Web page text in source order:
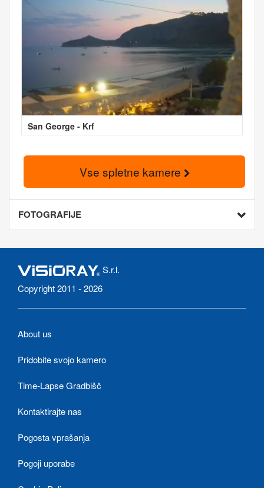
San George - Krf
Vse spletne kamere
FOTOGRAFIJE
S.r.l.
Copyright 2011 - 2026
About us
Pridobite svojo kamero
Time-Lapse Gradbišč
Kontaktirajte nas
Pogosta vprašanja
Pogoji uporabe